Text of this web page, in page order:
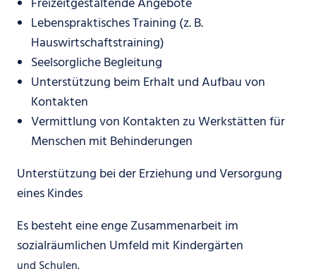
Lebenspraktisches Training (z. B.
Hauswirtschaftstraining)
Seelsorgliche Begleitung
Unterstützung beim Erhalt und Aufbau von
Kontakten
Vermittlung von Kontakten zu Werkstätten für
Menschen mit Behinderungen
Unterstützung bei der Erziehung und Versorgung
eines Kindes
Es besteht eine enge Zusammenarbeit im
sozialräumlichen Umfeld mit Kindergärten
und Schulen.